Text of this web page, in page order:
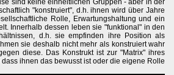
sind keine einheitlichen Gruppen - aber in der
"konstruiert", d.h. ihnen wird über Jahre
Rolle, Erwartungshaltung und ein
Innerhalb dessen leben sie "funktional" in den
d.h. sie empfinden ihre Position als
sie deshalb nicht mehr als konstruiert wahr
diese. Das Konstrukt ist zur "Matrix" ihres
ihnen das bewusst ist oder die eigene Rolle